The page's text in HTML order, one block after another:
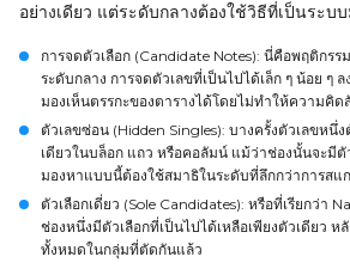
อย่างเดียว แต่ระดับกลางต้องใช้วิธีที่เป็นระบ
การจดตัวเลือก (Candidate Notes): นี่คือพฤติกรร
ระดับกลาง การจดตัวเลขที่เป็นไปได้เล็ก ๆ น้อย ๆ
มองเห็นตรรกะของตารางได้โดยไม่ทำให้ความคิด
ตัวเลขซ่อน (Hidden Singles): บางครั้งตัวเลขหนึ่ง
เดียวในบล็อก แถว หรือคอลัมน์ แม้ว่าช่องนั้นจะมีตั
มองหาแบบนี้ต้องใช้สมาธิในระดับที่ลึกกว่าการสแ
ตัวเลือกเดี่ยว (Sole Candidates): หรือที่เรียกว่า
ช่องหนึ่งมีตัวเลือกที่เป็นไปได้เหลือเพียงตัวเดียว
ทั้งหมดในกลุ่มที่ตัดกันแล้ว